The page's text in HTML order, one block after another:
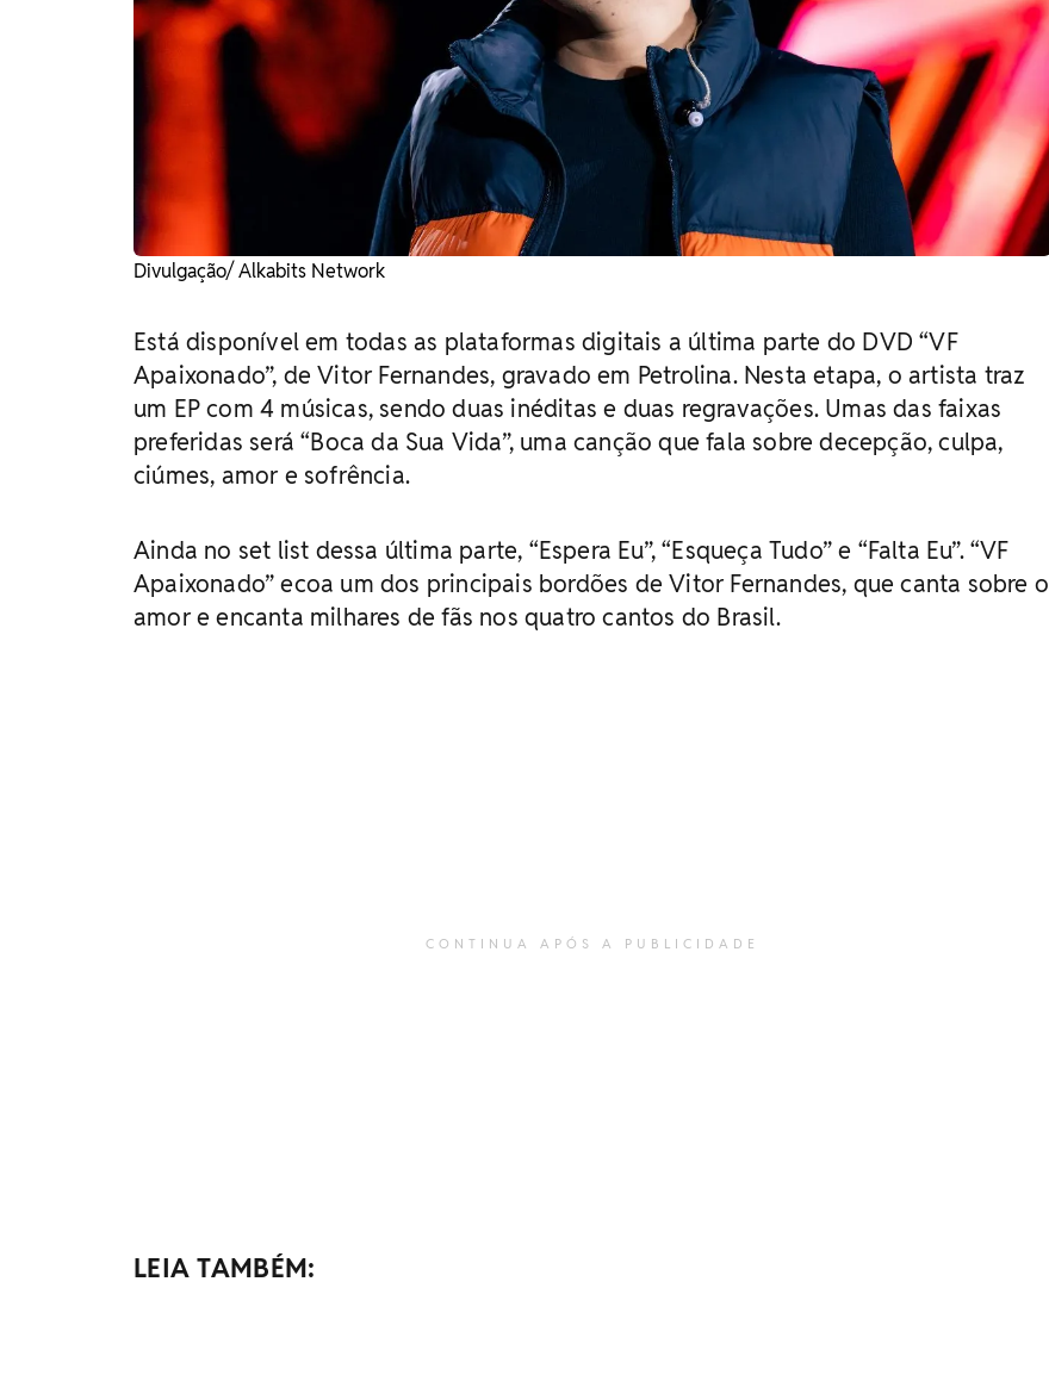
Divulgação/ Alkabits Network
Está disponível em todas as plataformas digitais a última parte do DVD “VF
Apaixonado”, de Vitor Fernandes, gravado em Petrolina. Nesta etapa, o artista traz
um EP com 4 músicas, sendo duas inéditas e duas regravações. Umas das faixas
preferidas será “Boca da Sua Vida”, uma canção que fala sobre decepção, culpa,
ciúmes, amor e sofrência.
Ainda no set list dessa última parte, “Espera Eu”, “Esqueça Tudo” e “Falta Eu”. “VF
Apaixonado” ecoa um dos principais bordões de Vitor Fernandes, que canta sobre o
amor e encanta milhares de fãs nos quatro cantos do Brasil.
CONTINUA APÓS A PUBLICIDADE
LEIA TAMBÉM: